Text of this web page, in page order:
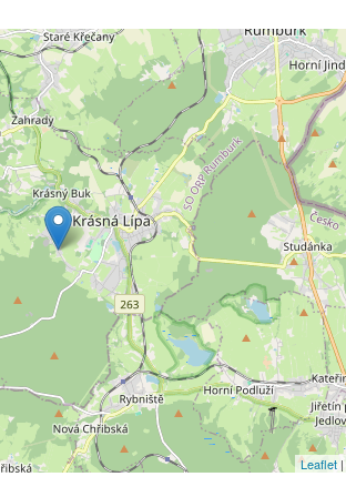
Leaflet|